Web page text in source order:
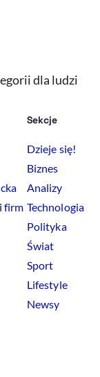
dla ludzi
firm
Sekcje
Dzieje się!
Biznes
Analizy
Technologia
Polityka
Świat
Sport
Lifestyle
Newsy